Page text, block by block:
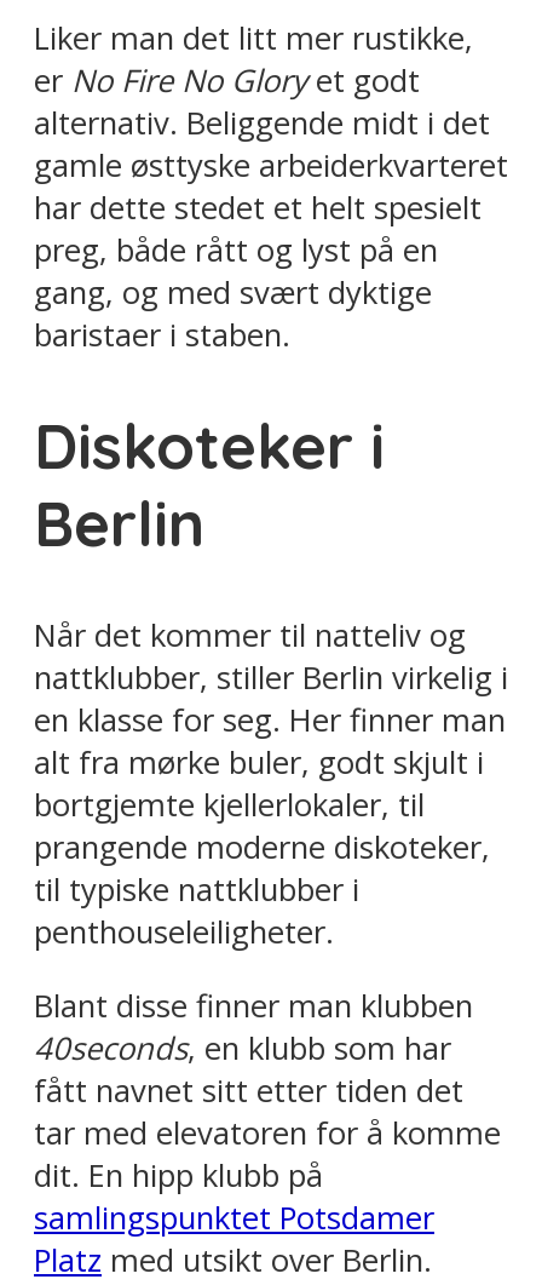
Liker man det litt mer rustikke,
er No Fire No Gloryet godt
alternativ. Beliggende midt i det
gamle østtyske arbeiderkvarteret
har dette stedet et helt spesielt
preg, både rått og lyst på en
gang, og med svært dyktige
baristaer i staben.
Diskoteker i
Berlin
Når det kommer til natteliv og
nattklubber, stiller Berlin virkelig i
en klasse for seg. Her finner man
alt fra mørke buler, godt skjult i
bortgjemte kjellerlokaler, til
prangende moderne diskoteker,
til typiske nattklubber i
penthouseleiligheter.
Blant disse finner man klubben
40seconds, en klubb som har
fått navnet sitt etter tiden det
tar med elevatoren for å komme
dit. En hipp klubb på
samlingspunktet Potsdamer
Platz med utsikt over Berlin.